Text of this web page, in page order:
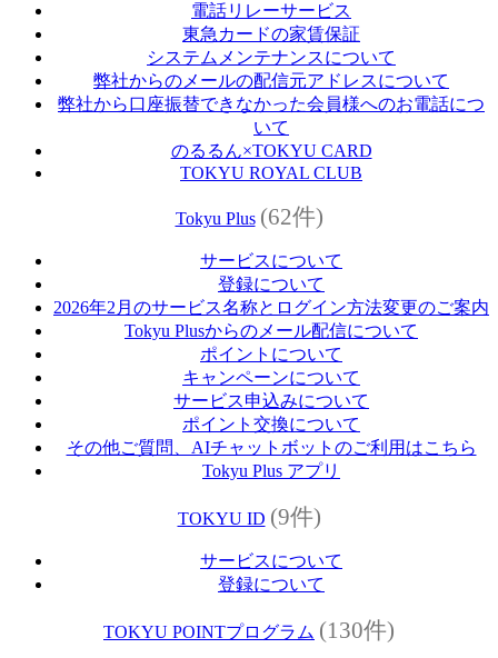
電話リレーサービス
東急カードの家賃保証
システムメンテナンスについて
弊社からのメールの配信元アドレスについて
弊社から口座振替できなかった会員様へのお電話につ
いて
のるるん×TOKYU CARD
TOKYU ROYAL CLUB
Tokyu Plus (62件)
サービスについて
登録について
2026年2月のサービス名称とログイン方法変更のご案内
Tokyu Plusからのメール配信について
ポイントについて
キャンペーンについて
サービス申込みについて
ポイント交換について
その他ご質問、AIチャットボットのご利用はこちら
Tokyu Plus アプリ
TOKYU ID (9件)
サービスについて
登録について
TOKYU POINTプログラム (130件)